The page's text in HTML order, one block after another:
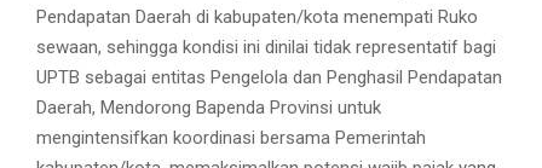
Pendapatan Daerah di kabupaten/kota menempati Ruko
sewaan, sehingga kondisi ini dinilai tidak representatif bagi
UPTB sebagai entitas Pengelola dan Penghasil Pendapatan
Daerah, Mendorong Bapenda Provinsi untuk
mengintensifkan koordinasi bersama Pemerintah